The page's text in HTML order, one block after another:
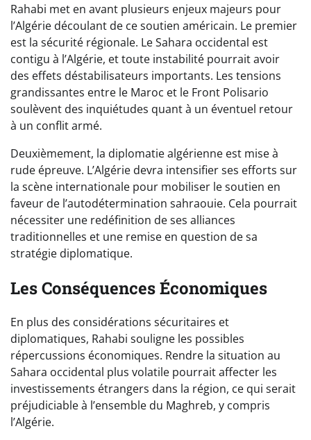
Rahabi met en avant plusieurs enjeux majeurs pour
l’Algérie découlant de ce soutien américain. Le premier
est la sécurité régionale. Le Sahara occidental est
contigu à l’Algérie, et toute instabilité pourrait avoir
des effets déstabilisateurs importants. Les tensions
grandissantes entre le Maroc et le Front Polisario
soulèvent des inquiétudes quant à un éventuel retour
à un conflit armé.
Deuxièmement, la diplomatie algérienne est mise à
rude épreuve. L’Algérie devra intensifier ses efforts sur
la scène internationale pour mobiliser le soutien en
faveur de l’autodétermination sahraouie. Cela pourrait
nécessiter une redéfinition de ses alliances
traditionnelles et une remise en question de sa
stratégie diplomatique.
Les Conséquences Économiques
En plus des considérations sécuritaires et
diplomatiques, Rahabi souligne les possibles
répercussions économiques. Rendre la situation au
Sahara occidental plus volatile pourrait affecter les
investissements étrangers dans la région, ce qui serait
préjudiciable à l’ensemble du Maghreb, y compris
l’Algérie.